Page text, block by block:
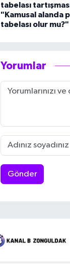
tabelası
"Kamusal alanda
tabelası olur mu?"
Yorumlar
Gönder